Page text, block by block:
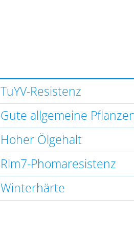
TuYV-Resistenz
Gute allgemeine
Hoher Ölgehalt
Rlm7-Phomaresistenz
Winterhärte